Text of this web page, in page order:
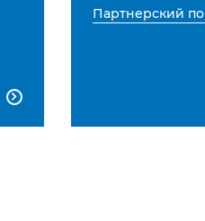

Партнерский